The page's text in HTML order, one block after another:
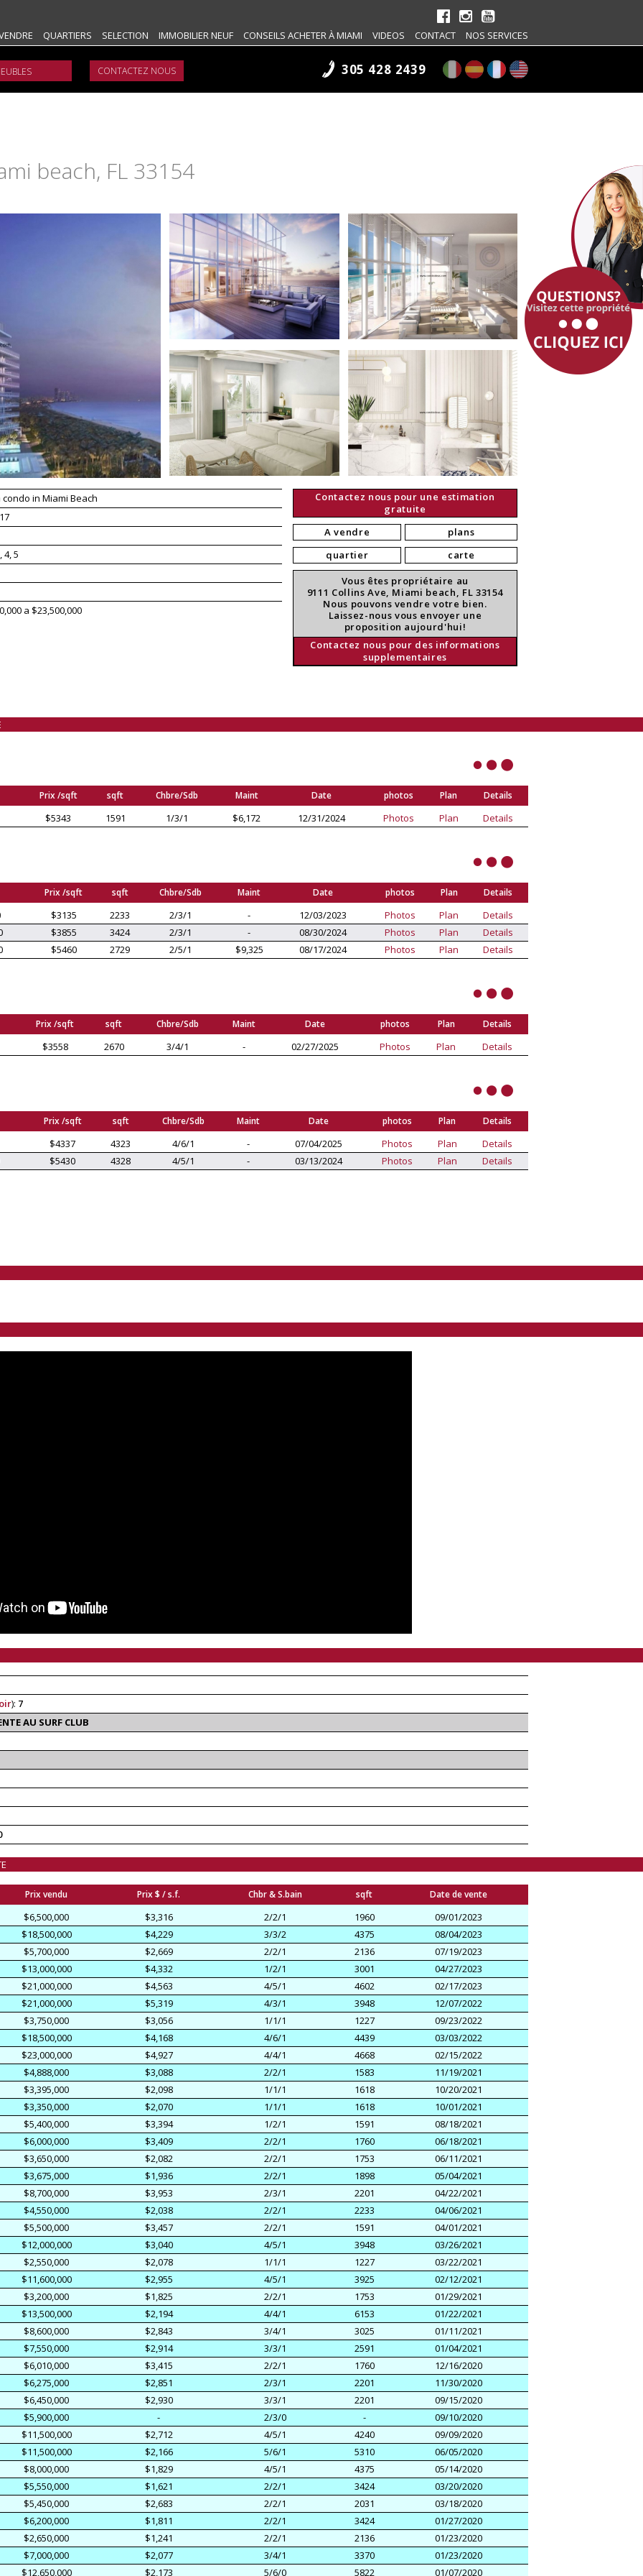
QUARTIERS SELECTION IMMOBILIER NEUF CONSEILS ACHETER À MIAMI VIDEOS CONTACT NOS SERVICES
CONTACTEZ NOUS 305 428 2439
beach, FL 33154
condo in Miami Beach
4, 5
a $23,500,000
Contactez nous pour une estimation
gratuite
A vendre
quartier
plans
carte
Vous êtes propriétaire au
9111 Collins Ave, Miami beach, FL 33154
Nous pouvons vendre votre bien.
Laissez-nous vous envoyer une
proposition aujourd'hui!
Contactez nous pour des informations
supplementaires
Prix /sqft sqft Chbre/Sdb Maint Date photos Plan Details
$5343 1591 1/3/1 $6,172 12/31/2024 Photos Plan Details
Prix /sqft sqft Chbre/Sdb Maint Date photos Plan Details
$3135 2233 2/3/1 - 12/03/2023 Photos Plan
Details
$3855 3424 2/3/1 - 08/30/2024 Photos Plan
Details
$5460 2729 2/5/1 $9,325 08/17/2024 Photos Plan Details
Prix /sqft sqft Chbre/Sdb Maint Date photos Plan Details
$3558 2670 3/4/1 - 02/27/2025 Photos Plan Details
Prix /sqft sqft Chbre/Sdb Maint Date photos Plan Details
$4337 4323 4/6/1 - 07/04/2025 Photos Plan
Details
$5430 4328 4/5/1 - 03/13/2024 Photos Plan Details
): 7
AU SURF CLUB
Prix vendu Prix $ / s.f. Chbr & S.bain sqft Date de vente
$6,500,000 $3,316 2/2/1 1960
09/01/2023
$18,500,000 $4,229 3/3/2 4375
08/04/2023
$5,700,000 $2,669 2/2/1 2136
07/19/2023
$13,000,000 $4,332 1/2/1 3001
04/27/2023
$21,000,000 $4,563 4/5/1 4602
02/17/2023
$21,000,000 $5,319 4/3/1 3948
12/07/2022
$3,750,000 $3,056 1/1/1 1227
09/23/2022
$18,500,000 $4,168 4/6/1 4439
03/03/2022
$23,000,000 $4,927 4/4/1 4668
02/15/2022
$4,888,000 $3,088 2/2/1 1583
11/19/2021
$3,395,000 $2,098 1/1/1 1618
10/20/2021
$3,350,000 $2,070 1/1/1 1618
10/01/2021
$5,400,000 $3,394 1/2/1 1591
08/18/2021
$6,000,000 $3,409 2/2/1 1760
06/18/2021
$3,650,000 $2,082 2/2/1 1753
06/11/2021
$3,675,000 $1,936 2/2/1 1898
05/04/2021
$8,700,000 $3,953 2/3/1 2201
04/22/2021
$4,550,000 $2,038 2/2/1 2233
04/06/2021
$5,500,000 $3,457 2/2/1 1591
04/01/2021
$12,000,000 $3,040 4/5/1 3948
03/26/2021
$2,550,000 $2,078 1/1/1 1227
03/22/2021
$11,600,000 $2,955 4/5/1 3925
02/12/2021
$3,200,000 $1,825 2/2/1 1753
01/29/2021
$13,500,000 $2,194 4/4/1 6153
01/22/2021
$8,600,000 $2,843 3/4/1 3025
01/11/2021
$7,550,000 $2,914 3/3/1 2591
01/04/2021
$6,010,000 $3,415 2/2/1 1760
12/16/2020
$6,275,000 $2,851 2/3/1 2201
11/30/2020
$6,450,000 $2,930 3/3/1 2201
09/15/2020
$5,900,000 - 2/3/0 -
09/10/2020
$11,500,000 $2,712 4/5/1 4240
09/09/2020
$11,500,000 $2,166 5/6/1 5310
06/05/2020
$8,000,000 $1,829 4/5/1 4375
05/14/2020
$5,550,000 $1,621 2/2/1 3424
03/20/2020
$5,450,000 $2,683 2/2/1 2031
03/18/2020
$6,200,000 $1,811 2/2/1 3424
01/27/2020
$2,650,000 $1,241 2/2/1 2136
01/23/2020
$7,000,000 $2,077 3/4/1 3370
01/23/2020
$12,650,000 $2,173 5/6/0 5822 01/07/2020